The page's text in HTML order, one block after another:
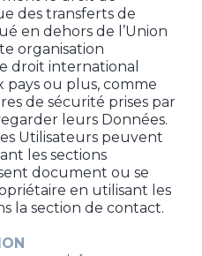
des transferts de
en dehors de l’Union
organisation
droit international
ou plus, comme
de sécurité prises par
leurs Données.
Utilisateurs peuvent
les sections
document ou se
en utilisant les
la section de contact.